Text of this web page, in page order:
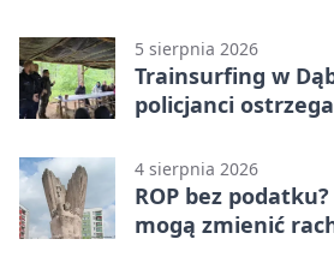
5 sierpnia 2026
Trainsurfing w
policjanci
4 sierpnia 2026
ROP bez
mogą zmienić